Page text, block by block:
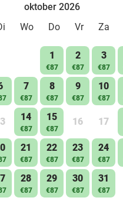
oktober 2026
Wo Do Vr Za
1
€87
2
€87
3
€87
7
€87
8
€87
9
€87
10
€87
14
€87
15
€87
16 17
21
€87
22
€87
23
€87
24
€87
28
€87
29
€87
30
€87
31
€87